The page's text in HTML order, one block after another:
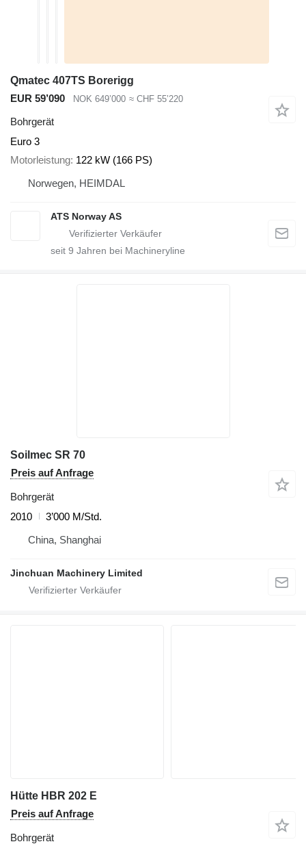
Qmatec 407TS Borerigg
EUR 59’090
NOK 649’000 ≈ CHF 55’220
Bohrgerät
Euro 3
Motorleistung 122 kW (166 PS)
Norwegen, HEIMDAL
ATS Norway AS
seit 9 Jahren bei Machineryline
Soilmec SR 70
Preis auf Anfrage
Bohrgerät
2010
3’000 M/Std.
China, Shanghai
Jinchuan Machinery Limited
Hütte HBR 202 E
Preis auf Anfrage
Bohrgerät